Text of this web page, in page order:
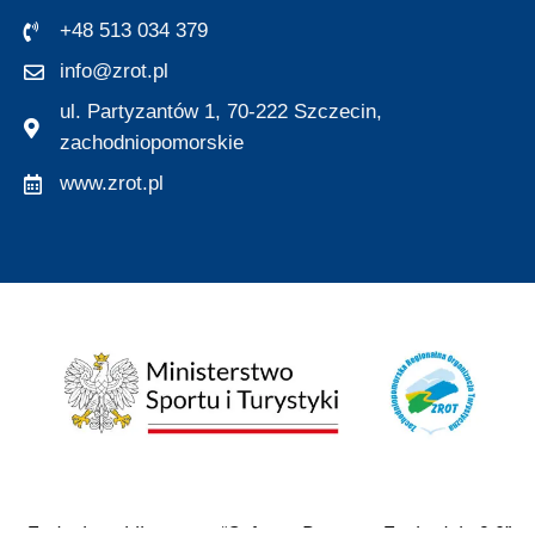
+48 513 034 379
info@zrot.pl
ul. Partyzantów 1, 70-222 Szczecin,
zachodniopomorskie
www.zrot.pl
Zadanie publiczne pn. “Cyfrowe Pomorze Zachodnie 2.0”